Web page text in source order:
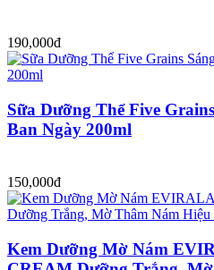
190,000đ
Sữa Dưỡng Thể Five
Ban Ngày 200ml
150,000đ
Kem Dưỡng Mờ Nám